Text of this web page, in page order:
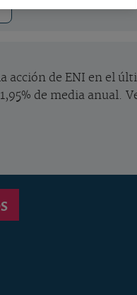
de ENI en el
de media anual.